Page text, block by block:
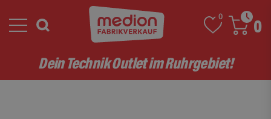
0
0
Dein Technik Outlet im Ruhrgebiet!